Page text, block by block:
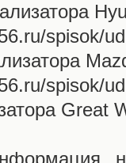
spisok/
spisok/
Great